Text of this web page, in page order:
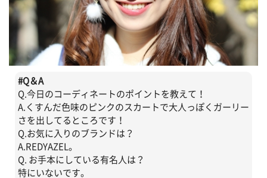
#Q＆A
Q.今日のコーディネートのポイントを教えて！
A.くすんだ色味のピンクのスカートで大人っぽくガーリー
さを出してるところです！
Q.お気に入りのブランドは？
A.REDYAZEL。
Q. お手本にしている有名人は？
特にいないです。